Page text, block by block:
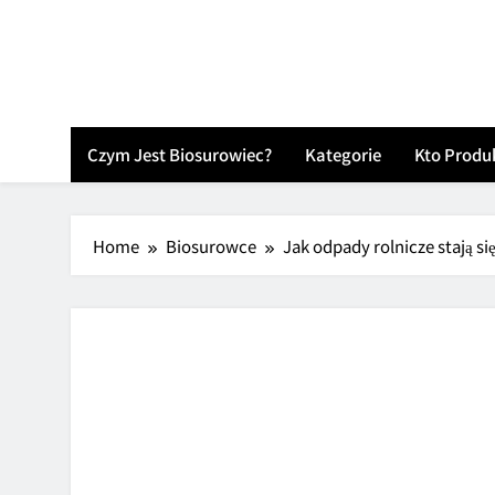
Czym Jest Biosurowiec? Kategorie Kto
Home Biosurowce Jak odpady rolnicze stają